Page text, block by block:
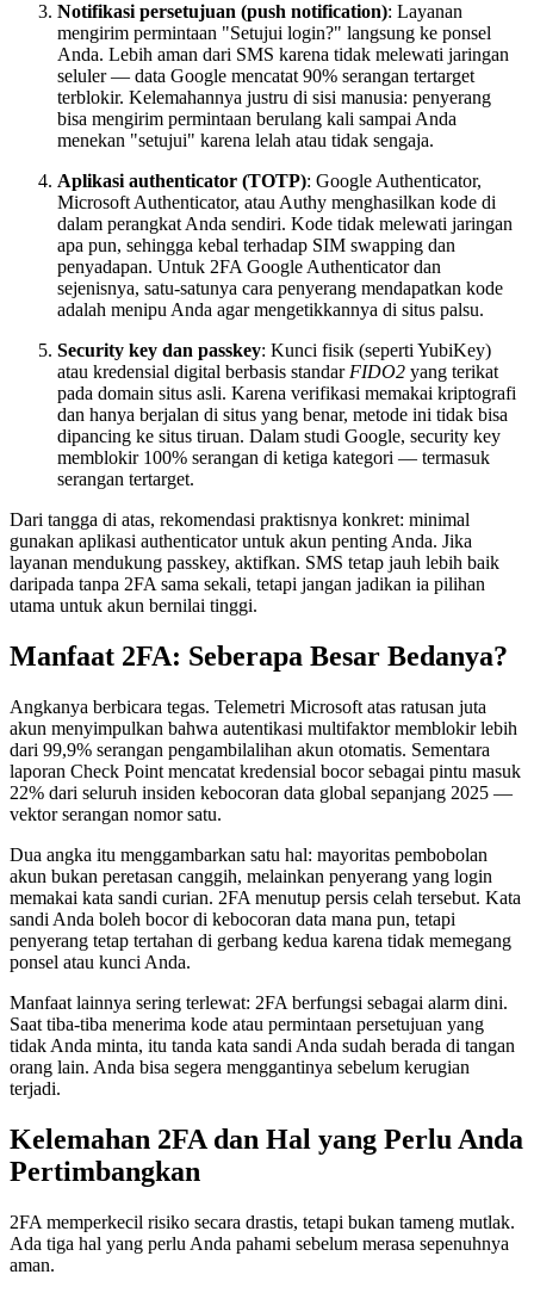
Notifikasi persetujuan (push notification): Layanan
mengirim permintaan "Setujui login?" langsung ke ponsel
Anda. Lebih aman dari SMS karena tidak melewati jaringan
seluler — data Google mencatat 90% serangan tertarget
terblokir. Kelemahannya justru di sisi manusia: penyerang
bisa mengirim permintaan berulang kali sampai Anda
menekan "setujui" karena lelah atau tidak sengaja.
Aplikasi authenticator (TOTP): Google Authenticator,
Microsoft Authenticator, atau Authy menghasilkan kode di
dalam perangkat Anda sendiri. Kode tidak melewati jaringan
apa pun, sehingga kebal terhadap SIM swapping dan
penyadapan. Untuk 2FA Google Authenticator dan
sejenisnya, satu-satunya cara penyerang mendapatkan kode
adalah menipu Anda agar mengetikkannya di situs palsu.
Security key dan passkey: Kunci fisik (seperti YubiKey)
atau kredensial digital berbasis standar FIDO2 yang terikat
pada domain situs asli. Karena verifikasi memakai kriptografi
dan hanya berjalan di situs yang benar, metode ini tidak bisa
dipancing ke situs tiruan. Dalam studi Google, security key
memblokir 100% serangan di ketiga kategori — termasuk
serangan tertarget.
Dari tangga di atas, rekomendasi praktisnya konkret: minimal
gunakan aplikasi authenticator untuk akun penting Anda. Jika
layanan mendukung passkey, aktifkan. SMS tetap jauh lebih baik
daripada tanpa 2FA sama sekali, tetapi jangan jadikan ia pilihan
utama untuk akun bernilai tinggi.
Manfaat 2FA: Seberapa Besar Bedanya?
Angkanya berbicara tegas. Telemetri Microsoft atas ratusan juta
akun menyimpulkan bahwa autentikasi multifaktor memblokir lebih
dari 99,9% serangan pengambilalihan akun otomatis. Sementara
laporan Check Point mencatat kredensial bocor sebagai pintu masuk
22% dari seluruh insiden kebocoran data global sepanjang 2025 —
vektor serangan nomor satu.
Dua angka itu menggambarkan satu hal: mayoritas pembobolan
akun bukan peretasan canggih, melainkan penyerang yang login
memakai kata sandi curian. 2FA menutup persis celah tersebut. Kata
sandi Anda boleh bocor di kebocoran data mana pun, tetapi
penyerang tetap tertahan di gerbang kedua karena tidak memegang
ponsel atau kunci Anda.
Manfaat lainnya sering terlewat: 2FA berfungsi sebagai alarm dini.
Saat tiba-tiba menerima kode atau permintaan persetujuan yang
tidak Anda minta, itu tanda kata sandi Anda sudah berada di tangan
orang lain. Anda bisa segera menggantinya sebelum kerugian
terjadi.
Kelemahan 2FA dan Hal yang Perlu Anda
Pertimbangkan
2FA memperkecil risiko secara drastis, tetapi bukan tameng mutlak.
Ada tiga hal yang perlu Anda pahami sebelum merasa sepenuhnya
aman.